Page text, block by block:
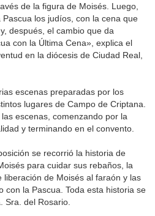
de la figura de Moisés. Luego,
los judíos, con la cena que
después, el cambio que da
con la Última Cena», explica el
en la diócesis de Ciudad Real,
escenas preparadas por los
lugares de Campo de Criptana.
escenas, comenzando por la
y terminando en el convento.
se recorrió la historia de
para cuidar sus rebaños, la
de Moisés al faraón y las
con la Pascua. Toda esta historia se
Sra. del Rosario.